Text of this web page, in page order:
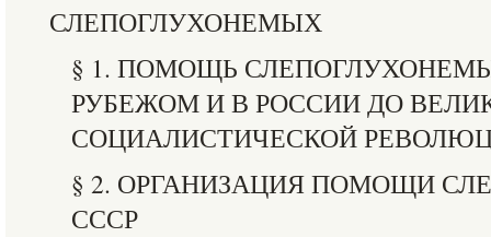
СЛЕПОГЛУХОНЕМЫХ
§ 1. ПОМОЩЬ
РУБЕЖОМ И В РОССИИ ДО
СОЦИАЛИСТИЧЕСКОЙ
§ 2. ОРГАНИЗАЦИЯ ПОМОЩИ
СССР